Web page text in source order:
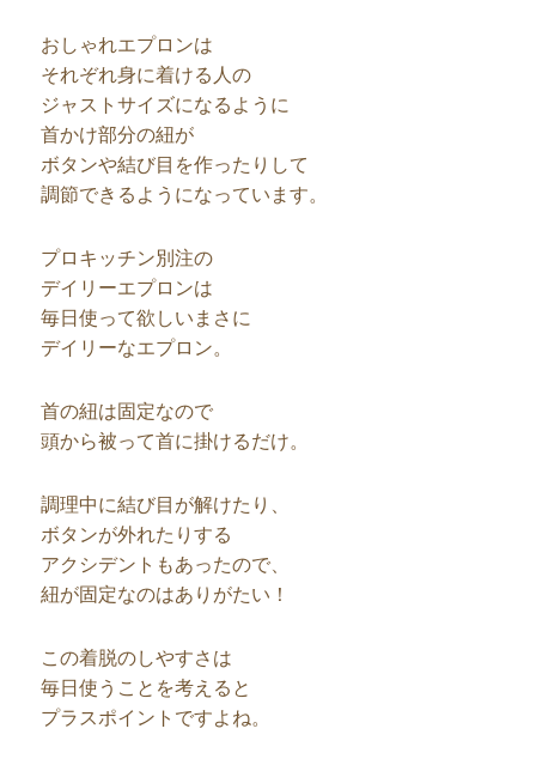
おしゃれエプロンは
それぞれ身に着ける人の
ジャストサイズになるように
首かけ部分の紐が
ボタンや結び目を作ったりして
調節できるようになっています。
プロキッチン別注の
デイリーエプロンは
毎日使って欲しいまさに
デイリーなエプロン。
首の紐は固定なので
頭から被って首に掛けるだけ。
調理中に結び目が解けたり、
ボタンが外れたりする
アクシデントもあったので、
紐が固定なのはありがたい！
この着脱のしやすさは
毎日使うことを考えると
プラスポイントですよね。